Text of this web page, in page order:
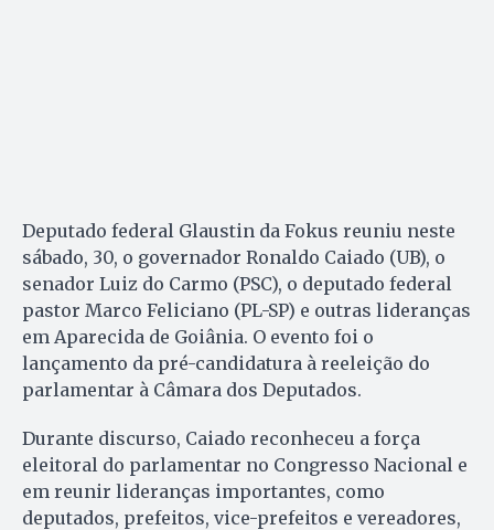
Deputado federal Glaustin da Fokus reuniu neste
sábado, 30, o governador Ronaldo Caiado (UB), o
senador Luiz do Carmo (PSC), o deputado federal
pastor Marco Feliciano (PL-SP) e outras lideranças
em Aparecida de Goiânia. O evento foi o
lançamento da pré-candidatura à reeleição do
parlamentar à Câmara dos Deputados.
Durante discurso, Caiado reconheceu a força
eleitoral do parlamentar no Congresso Nacional e
em reunir lideranças importantes, como
deputados, prefeitos, vice-prefeitos e vereadores,